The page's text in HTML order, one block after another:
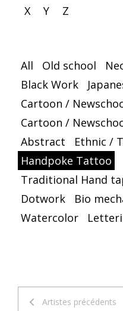
X
Y Z
All Old school
Black Work
Cartoon /
Cartoon /
Abstract
Ethnic /
Handpoke Tattoo
Traditional Hand
Dotwork
Bio
Watercolor
Artistes précédents